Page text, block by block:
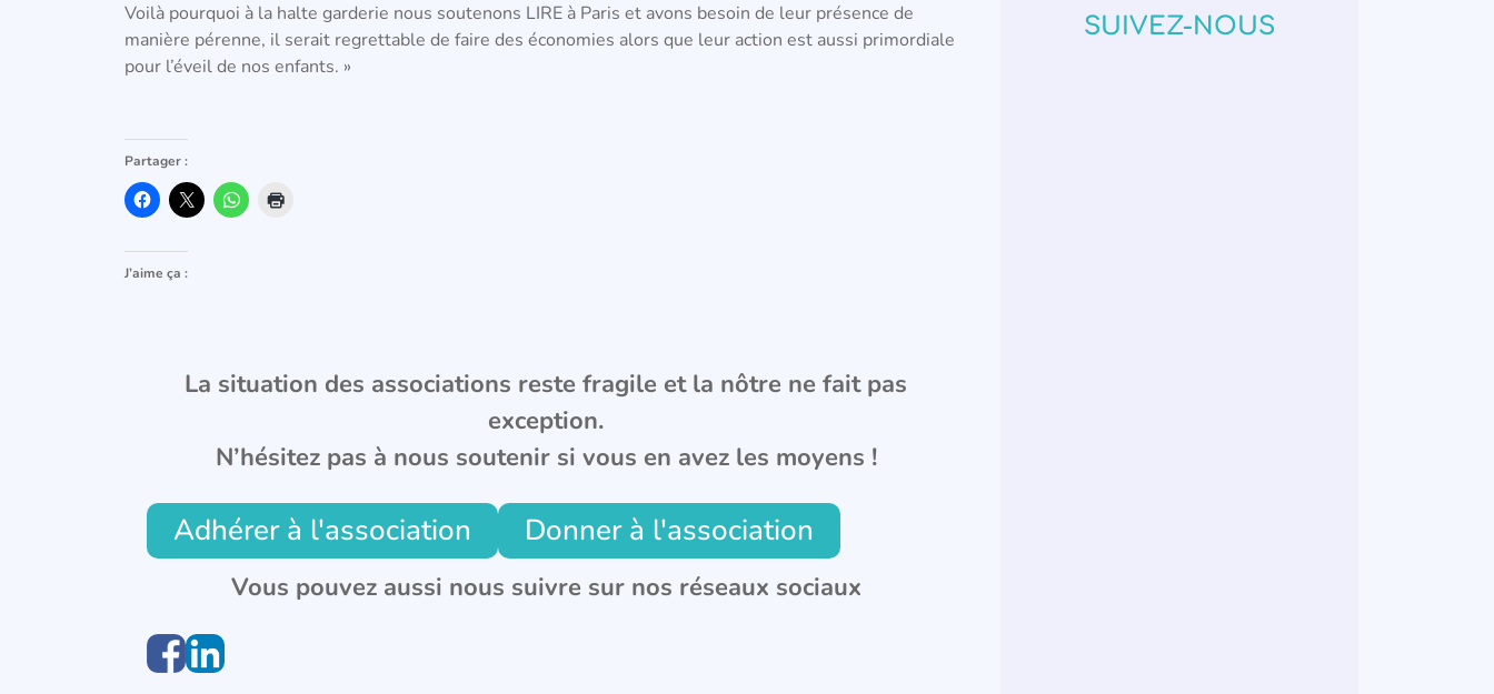
Voilà pourquoi à la halte garderie nous soutenons LIRE à Paris et avons besoin de leur présence de
manière pérenne, il serait regrettable de faire des économies alors que leur action est aussi primordiale
pour l’éveil de nos enfants. »
Partager :
J’aime ça :
La situation des associations reste fragile et la nôtre ne fait pas
exception.
N’hésitez pas à nous soutenir si vous en avez les moyens !
Adhérer à l'association Donner à l'association
Vous pouvez aussi nous suivre sur nos réseaux sociaux
SUIVEZ-NOUS